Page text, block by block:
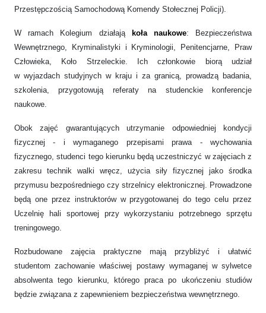
Przestępczością Samochodową Komendy Stołecznej Policji).
W ramach Kolegium działają koła naukowe: Bezpieczeństwa
Wewnętrznego, Kryminalistyki i Kryminologii, Penitencjarne, Praw
Człowieka, Koło Strzeleckie. Ich członkowie biorą udział
w wyjazdach studyjnych w kraju i za granicą, prowadzą badania,
szkolenia, przygotowują referaty na studenckie konferencje
naukowe.
Obok zajęć gwarantujących utrzymanie odpowiedniej kondycji
fizycznej - i wymaganego przepisami prawa - wychowania
fizycznego, studenci tego kierunku będą uczestniczyć w zajęciach z
zakresu technik walki wręcz, użycia siły fizycznej jako środka
przymusu bezpośredniego czy strzelnicy elektronicznej. Prowadzone
będą one przez instruktorów w przygotowanej do tego celu przez
Uczelnię hali sportowej przy wykorzystaniu potrzebnego sprzętu
treningowego.
Rozbudowane zajęcia praktyczne mają przybliżyć i ułatwić
studentom zachowanie właściwej postawy wymaganej w sylwetce
absolwenta tego kierunku, którego praca po ukończeniu studiów
będzie związana z zapewnieniem bezpieczeństwa wewnętrznego.